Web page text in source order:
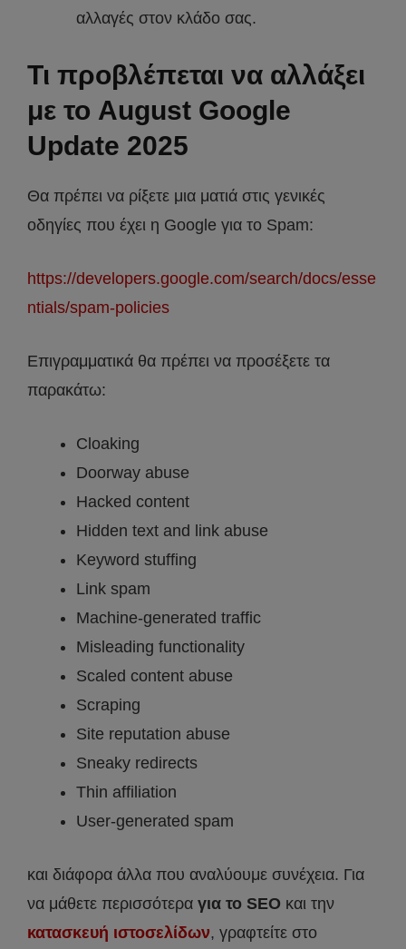
αλλαγές στον κλάδο σας.
Τι προβλέπεται να αλλάξει
με το August Google
Update 2025
Θα πρέπει να ρίξετε μια ματιά στις γενικές
οδηγίες που έχει η Google για το Spam:
https://developers.google.com/search/docs/esse
ntials/spam-policies
Επιγραμματικά θα πρέπει να προσέξετε τα
παρακάτω:
Cloaking
Doorway abuse
Hacked content
Hidden text and link abuse
Keyword stuffing
Link spam
Machine-generated traffic
Misleading functionality
Scaled content abuse
Scraping
Site reputation abuse
Sneaky redirects
Thin affiliation
User-generated spam
και διάφορα άλλα που αναλύουμε συνέχεια. Για
να μάθετε περισσότερα για το SEO και την
κατασκευή ιστοσελίδων, γραφτείτε στο